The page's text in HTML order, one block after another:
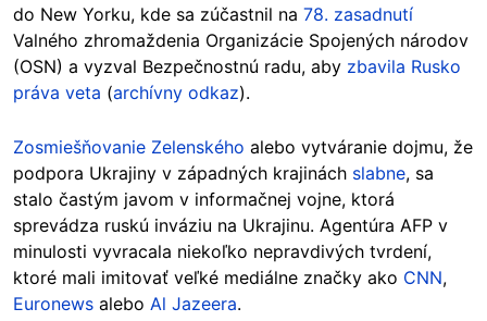
do New Yorku, kde sa zúčastnil na 78. zasadnutí
Valného zhromaždenia Organizácie Spojených národov
(OSN) a vyzval Bezpečnostnú radu, aby zbavila Rusko
práva veta (archívny odkaz).
Zosmiešňovanie Zelenského alebo vytváranie dojmu, že
podpora Ukrajiny v západných krajinách slabne, sa
stalo častým javom v informačnej vojne, ktorá
sprevádza ruskú inváziu na Ukrajinu. Agentúra AFP v
minulosti vyvracala niekoľko nepravdivých tvrdení,
ktoré mali imitovať veľké mediálne značky ako CNN,
Euronews alebo Al Jazeera.